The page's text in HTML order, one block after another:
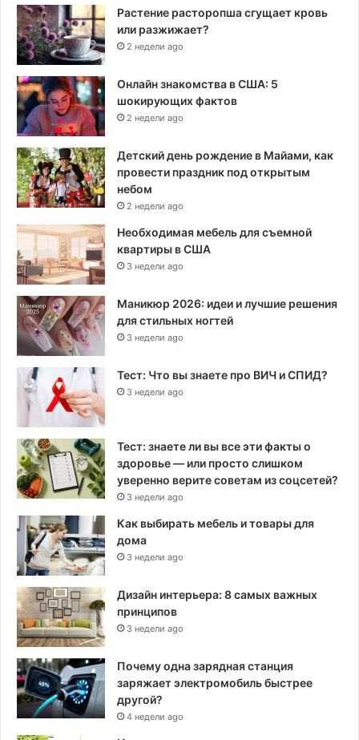
Растение расторопша сгущает кровь
или разжижает?
2 недели ago
Онлайн знакомства в США: 5
шокирующих фактов
2 недели ago
Детский день рождение в Майами, как
провести праздник под открытым
небом
2 недели ago
Необходимая мебель для съемной
квартиры в США
3 недели ago
Маникюр 2026: идеи и лучшие решения
для стильных ногтей
3 недели ago
Тест: Что вы знаете про ВИЧ и СПИД?
3 недели ago
Тест: знаете ли вы все эти факты о
здоровье — или просто слишком
уверенно верите советам из соцсетей?
3 недели ago
Как выбирать мебель и товары для
дома
3 недели ago
Дизайн интерьера: 8 самых важных
принципов
3 недели ago
Почему одна зарядная станция
заряжает электромобиль быстрее
другой?
4 недели ago